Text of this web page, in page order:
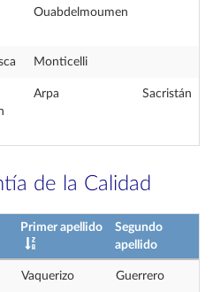
Ouabdelmoumen
Monticelli
Arpa Sacristán
de la Calidad
Primer apellido
Segundo
apellido
Vaquerizo Guerrero